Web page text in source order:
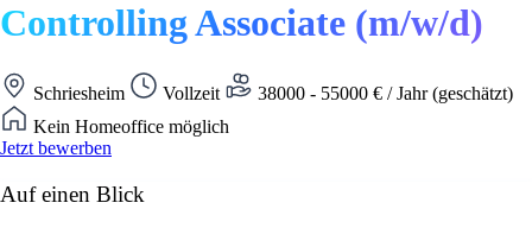
Controlling Associate (m/w/d)
Schriesheim Vollzeit
38000 - 55000 € / Jahr (geschätzt)
Kein Homeoffice möglich
Jetzt bewerben
Auf einen Blick